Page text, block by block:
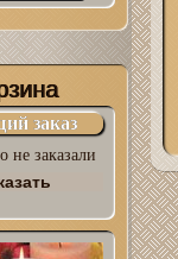
заказ
не заказали